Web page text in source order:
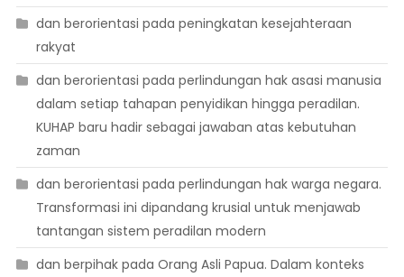
dan berorientasi pada peningkatan kesejahteraan
rakyat
dan berorientasi pada perlindungan hak asasi manusia
dalam setiap tahapan penyidikan hingga peradilan.
KUHAP baru hadir sebagai jawaban atas kebutuhan
zaman
dan berorientasi pada perlindungan hak warga negara.
Transformasi ini dipandang krusial untuk menjawab
tantangan sistem peradilan modern
dan berpihak pada Orang Asli Papua. Dalam konteks